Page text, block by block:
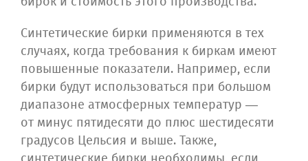
Синтетические бирки применяются в тех
случаях, когда требования к биркам имеют
повышенные показатели. Например, если
бирки будут использоваться при большом
диапазоне атмосферных температур —
от минус пятидесяти до плюс шестидесяти
градусов Цельсия и выше. Также,